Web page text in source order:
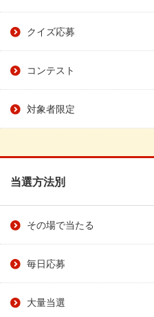
クイズ応募
コンテスト
対象者限定
当選方法別
その場で当たる
毎日応募
大量当選